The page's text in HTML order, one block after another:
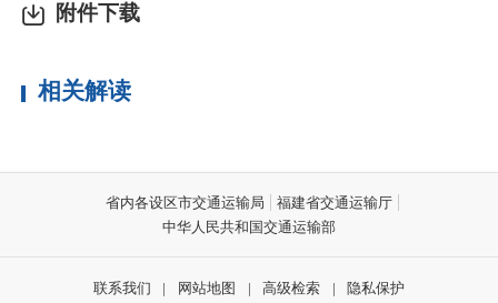
附件下载
相关解读
省内各设区市交通运输局
福建省交通运输厅
中华人民共和国交通运输部
联系我们 | 网站地图 | 高级检索 | 隐私保护